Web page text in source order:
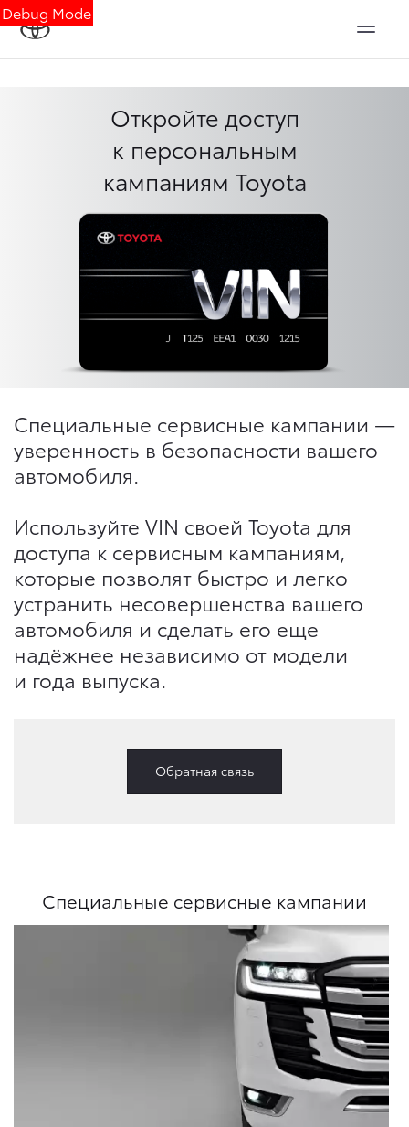
Debug Mode
Откройте доступ
к персональным
кампаниям Toyota
Специальные сервисные кампании —
уверенность в безопасности вашего
автомобиля.
Используйте VIN своей Toyota для
доступа к сервисным кампаниям,
которые позволят быстро и легко
устранить несовершенства вашего
автомобиля и сделать его еще
надёжнее независимо от модели
и года выпуска.
Обратная связь
Специальные сервисные кампании